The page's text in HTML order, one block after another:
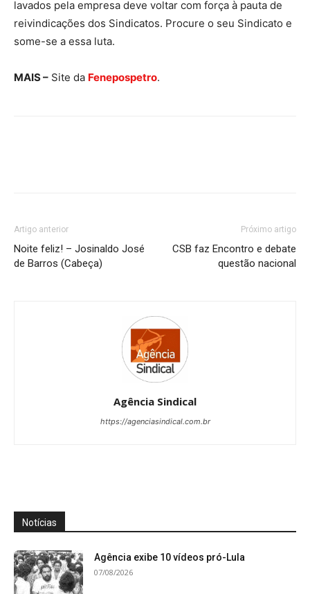
lavados pela empresa deve voltar com força à pauta de
reivindicações dos Sindicatos. Procure o seu Sindicato e
some-se a essa luta.
MAIS – Site da Fenepospetro.
Artigo anterior
Noite feliz! – Josinaldo José
de Barros (Cabeça)
Próximo artigo
CSB faz Encontro e debate
questão nacional
Agência Sindical
https://agenciasindical.com.br
Notícias
Agência exibe 10 vídeos pró-Lula
07/08/2026